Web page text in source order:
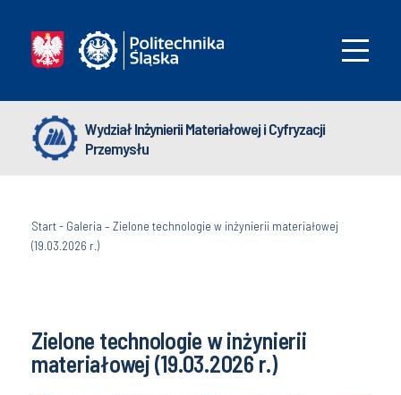
Wydział Inżynierii Materiałowej i Cyfryzacji
Przemysłu
Start- Galeria – Zielone technologie w inżynierii materiałowej
(19.03.2026 r.)
Zielone technologie w inżynierii
materiałowej (19.03.2026 r.)